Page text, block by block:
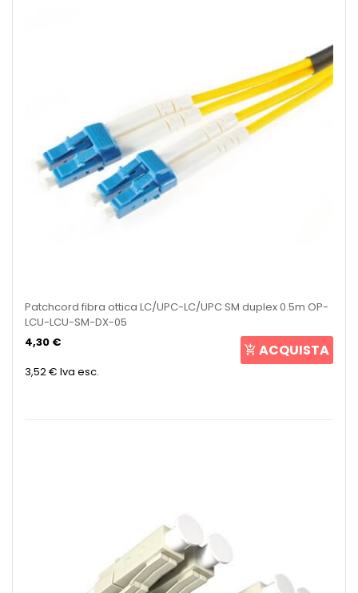
Patchcord fibra ottica LC/UPC-LC/UPC SM duplex 0.5m OP-
LCU-LCU-SM-DX-05
4,30 €
3,52 € Iva esc.
ACQUISTA